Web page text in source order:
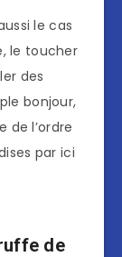
le cas
le toucher
des
bonjour,
l’ordre
par ici
de